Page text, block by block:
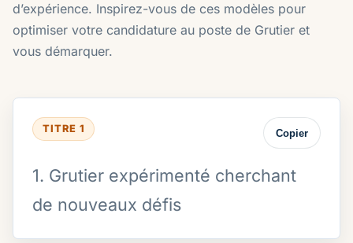
d’expérience. Inspirez-vous de ces modèles pour
optimiser votre candidature au poste de Grutier et
vous démarquer.
TITRE 1 Copier
1. Grutier expérimenté cherchant
de nouveaux défis